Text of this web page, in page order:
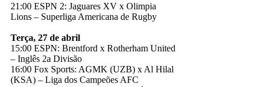
21:00 ESPN 2: Jaguares XV x Olimpia
Lions – Superliga Americana de Rugby
Terça, 27 de abril
15:00 ESPN: Brentford x Rotherham United
– Inglês 2a Divisão
16:00 Fox Sports: AGMK (UZB) x Al Hilal
(KSA) – Liga dos Campeões AFC